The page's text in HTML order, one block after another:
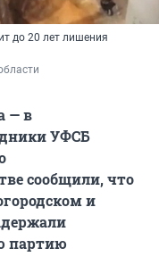
до 20 лет лишения
— в
УФСБ
сообщили, что
и
партию